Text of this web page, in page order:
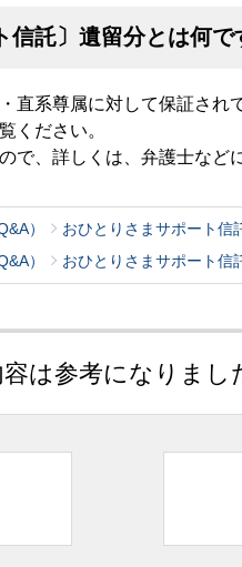
信託〕遺留分とは何で
直系尊属に対して保証され
ください。
で、詳しくは、弁護士など
）
おひとりさまサポート信
）
おひとりさまサポート信
は参考になりまし